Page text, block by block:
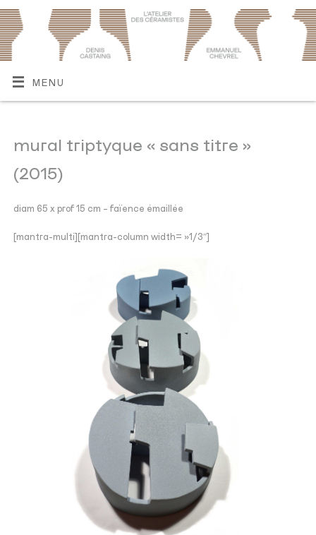
MENU
mural triptyque « sans titre »
(2015)
diam 65 x prof 15 cm – faïence émaillée
[mantra-multi][mantra-column width= »1/3″]